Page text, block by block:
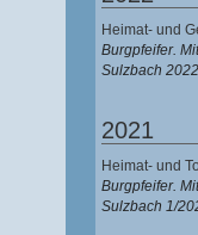
Heimat- und
Burgpfeifer.
Sulzbach 2022
2021
Heimat- und
Burgpfeifer.
Sulzbach 1/